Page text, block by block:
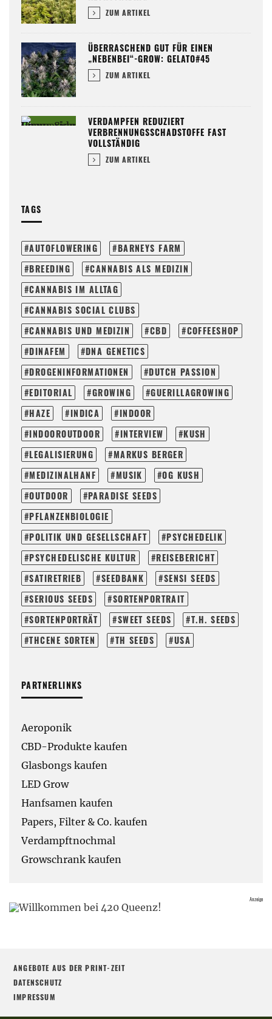
ZUM ARTIKEL
ÜBERRASCHEND GUT FÜR EINEN
„NEBENBEI“-GROW: GELATO#45
ZUM ARTIKEL
VERDAMPFEN REDUZIERT
VERBRENNUNGSSCHADSTOFFE FAST
VOLLSTÄNDIG
ZUM ARTIKEL
TAGS
AUTOFLOWERING
BARNEYS FARM
BREEDING
CANNABIS ALS MEDIZIN
CANNABIS IM ALLTAG
CANNABIS SOCIAL CLUBS
CANNABIS UND MEDIZIN
CBD
COFFEESHOP
DINAFEM
DNA GENETICS
DROGENINFORMATIONEN
DUTCH PASSION
EDITORIAL
GROWING
GUERILLAGROWING
HAZE
INDICA
INDOOR
INDOOROUTDOOR
INTERVIEW
KUSH
LEGALISIERUNG
MARKUS BERGER
MEDIZINALHANF
MUSIK
OG KUSH
OUTDOOR
PARADISE SEEDS
PFLANZENBIOLOGIE
POLITIK UND GESELLSCHAFT
PSYCHEDELIK
PSYCHEDELISCHE KULTUR
REISEBERICHT
SATIRETRIEB
SEEDBANK
SENSI SEEDS
SERIOUS SEEDS
SORTENPORTRAIT
SORTENPORTRÄT
SWEET SEEDS
T.H. SEEDS
THCENE SORTEN
TH SEEDS USA
PARTNERLINKS
Aeroponik
CBD-Produkte kaufen
Glasbongs kaufen
LED Grow
Hanfsamen kaufen
Papers, Filter & Co. kaufen
Verdampftnochmal
Growschrank kaufen
ANGEBOTE AUS DER PRINT-ZEIT
DATENSCHUTZ
IMPRESSUM